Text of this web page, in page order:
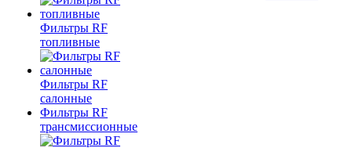
Фильтры RF
топливные
Фильтры RF
салонные
Фильтры RF
трансмиссионные